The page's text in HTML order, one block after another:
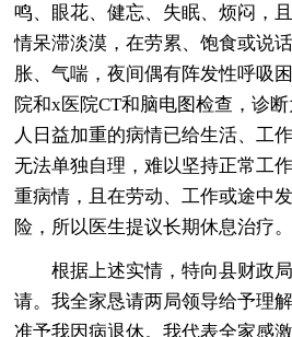
鸣、眼花、健忘、失眠、烦闷，
情呆滞淡漠，在劳累、饱食或说
胀、气喘，夜间偶有阵发性呼吸
院和x医院CT和脑电图检查，诊
人日益加重的病情已给生活、工
无法单独自理，难以坚持正常工
重病情，且在劳动、工作或途中
险，所以医生提议长期休息治疗。
根据上述实情，特向县财政局
请。我全家恳请两局领导给予理
准予我因病退休。我代表全家感